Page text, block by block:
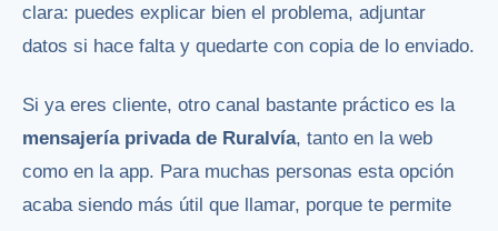
clara: puedes explicar bien el problema, adjuntar
datos si hace falta y quedarte con copia de lo enviado.
Si ya eres cliente, otro canal bastante práctico es la
mensajería privada de Ruralvía, tanto en la web
como en la app. Para muchas personas esta opción
acaba siendo más útil que llamar, porque te permite